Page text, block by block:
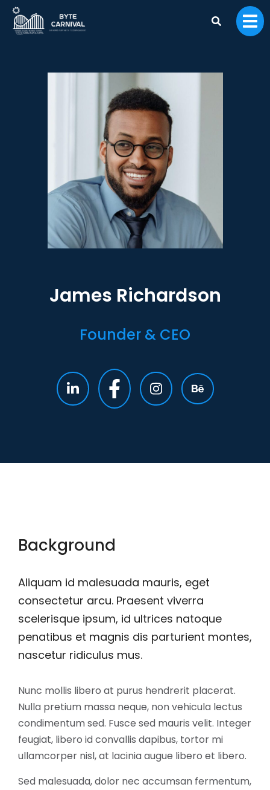
James Richardson
Founder & CEO
Background
Aliquam id malesuada mauris, eget
consectetur arcu. Praesent viverra
scelerisque ipsum, id ultrices natoque
penatibus et magnis dis parturient montes,
nascetur ridiculus mus.
Nunc mollis libero at purus hendrerit placerat.
Nulla pretium massa neque, non vehicula lectus
condimentum sed. Fusce sed mauris velit. Integer
feugiat, libero id convallis dapibus, tortor mi
ullamcorper nisl, at lacinia augue libero et libero.
Sed malesuada, dolor nec accumsan fermentum,